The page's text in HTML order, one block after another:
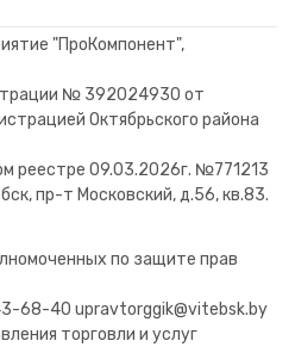
В корзину
В корзину
"ПроКомпонент",
№ 392024930 от
Октябрьского района
реестре 09.03.2026г. №771213
пр-т Московский, д.56, кв.83.
по защите прав
68-40 upravtorggik@vitebsk.by
торговли и услуг